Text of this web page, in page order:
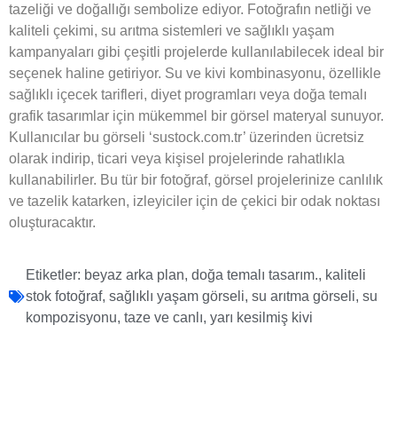
tazeliği ve doğallığı sembolize ediyor. Fotoğrafın netliği ve
kaliteli çekimi, su arıtma sistemleri ve sağlıklı yaşam
kampanyaları gibi çeşitli projelerde kullanılabilecek ideal bir
seçenek haline getiriyor. Su ve kivi kombinasyonu, özellikle
sağlıklı içecek tarifleri, diyet programları veya doğa temalı
grafik tasarımlar için mükemmel bir görsel materyal sunuyor.
Kullanıcılar bu görseli ‘sustock.com.tr’ üzerinden ücretsiz
olarak indirip, ticari veya kişisel projelerinde rahatlıkla
kullanabilirler. Bu tür bir fotoğraf, görsel projelerinize canlılık
ve tazelik katarken, izleyiciler için de çekici bir odak noktası
oluşturacaktır.
Etiketler: beyaz arka plan, doğa temalı tasarım., kaliteli
stok fotoğraf, sağlıklı yaşam görseli, su arıtma görseli, su
kompozisyonu, taze ve canlı, yarı kesilmiş kivi